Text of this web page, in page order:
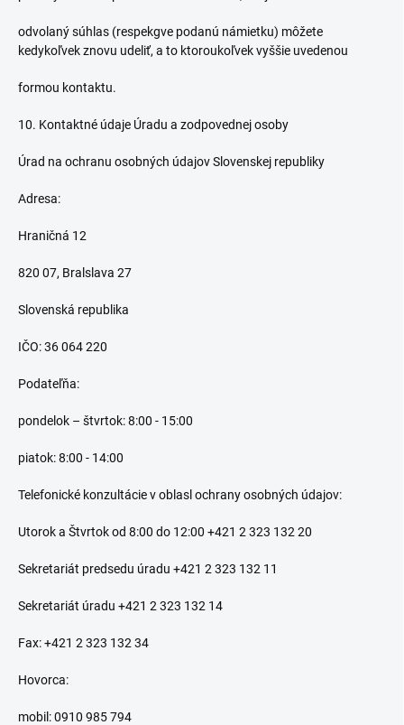
odvolaný súhlas (respekgve podanú námietku) môžete
kedykoľvek znovu udeliť, a to ktoroukoľvek vyššie uvedenou
formou kontaktu.
10. Kontaktné údaje Úradu a zodpovednej osoby
Úrad na ochranu osobných údajov Slovenskej republiky
Adresa:
Hraničná 12
820 07, Bralslava 27
Slovenská republika
IČO: 36 064 220
Podateľňa:
pondelok – štvrtok: 8:00 - 15:00
piatok: 8:00 - 14:00
Telefonické konzultácie v oblasl ochrany osobných údajov:
Utorok a Štvrtok od 8:00 do 12:00 +421 2 323 132 20
Sekretariát predsedu úradu +421 2 323 132 11
Sekretariát úradu +421 2 323 132 14
Fax: +421 2 323 132 34
Hovorca:
mobil: 0910 985 794